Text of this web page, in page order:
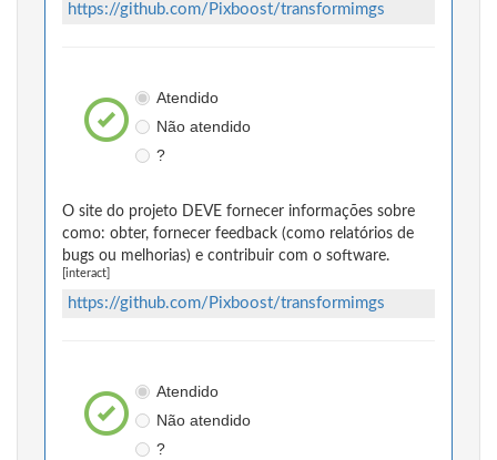
https://github.com/Pixboost/transformimgs
Atendido
Não atendido
?
O site do projeto DEVE fornecer informações sobre
como: obter, fornecer feedback (como relatórios de
bugs ou melhorias) e contribuir com o software.
[interact]
https://github.com/Pixboost/transformimgs
Atendido
Não atendido
?